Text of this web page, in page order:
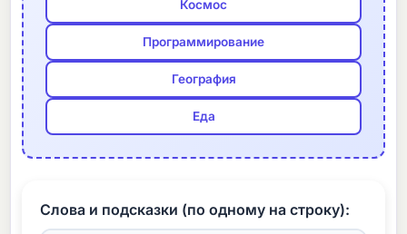
Космос
Программирование
География
Еда
Слова и подсказки (по одному на строку):